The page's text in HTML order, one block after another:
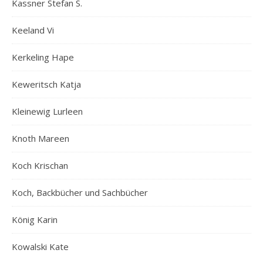
Kassner Stefan S.
Keeland Vi
Kerkeling Hape
Keweritsch Katja
Kleinewig Lurleen
Knoth Mareen
Koch Krischan
Koch, Backbücher und Sachbücher
König Karin
Kowalski Kate